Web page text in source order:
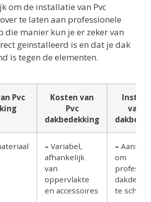
om de installatie van Pvc
te laten aan professionele
die manier kun je er zeker van
geïnstalleerd is en dat je dak
is tegen de elementen.
Pvc
Kosten van
Pvc
dakbedekking
van
– Variabel,
afhankelijk
van
oppervlakte
en accessoires
–
om
te